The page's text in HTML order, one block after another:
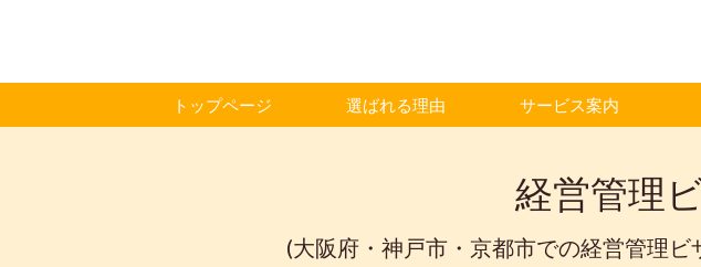
トップページ 選ばれる理由 サービス案内
経営管理
(大阪府・神戸市・京都市での経営管理ビ